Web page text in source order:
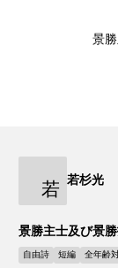
景
若 若杉光
景勝主士及び景
自由詩 短編 全年齢